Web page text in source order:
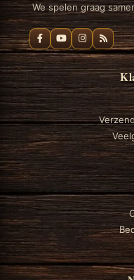
We spelen graag